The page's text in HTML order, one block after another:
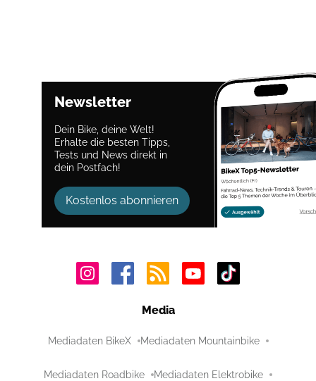
Newsletter
Dein Bike, deine Welt!
Erhalte die besten Tipps,
Tests und News direkt in
dein Postfach!
Kostenlos abonnieren
Media
Mediadaten BikeX Mediadaten Mountainbike
Mediadaten Roadbike Mediadaten Elektrobike